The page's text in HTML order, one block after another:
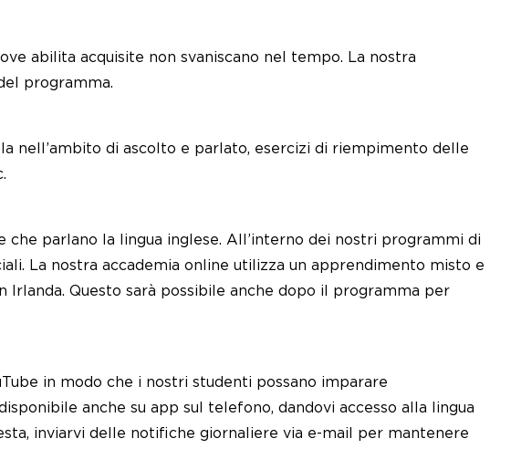
abilita acquisite non svaniscano nel tempo. La nostra
programma.
nell’ambito di ascolto e parlato, esercizi di riempimento delle
parlano la lingua inglese. All’interno dei nostri programmi di
La nostra accademia online utilizza un apprendimento misto e
Questo sarà possibile anche dopo il programma per
in modo che i nostri studenti possano imparare
anche su app sul telefono, dandovi accesso alla lingua
inviarvi delle notifiche giornaliere via e-mail per mantenere